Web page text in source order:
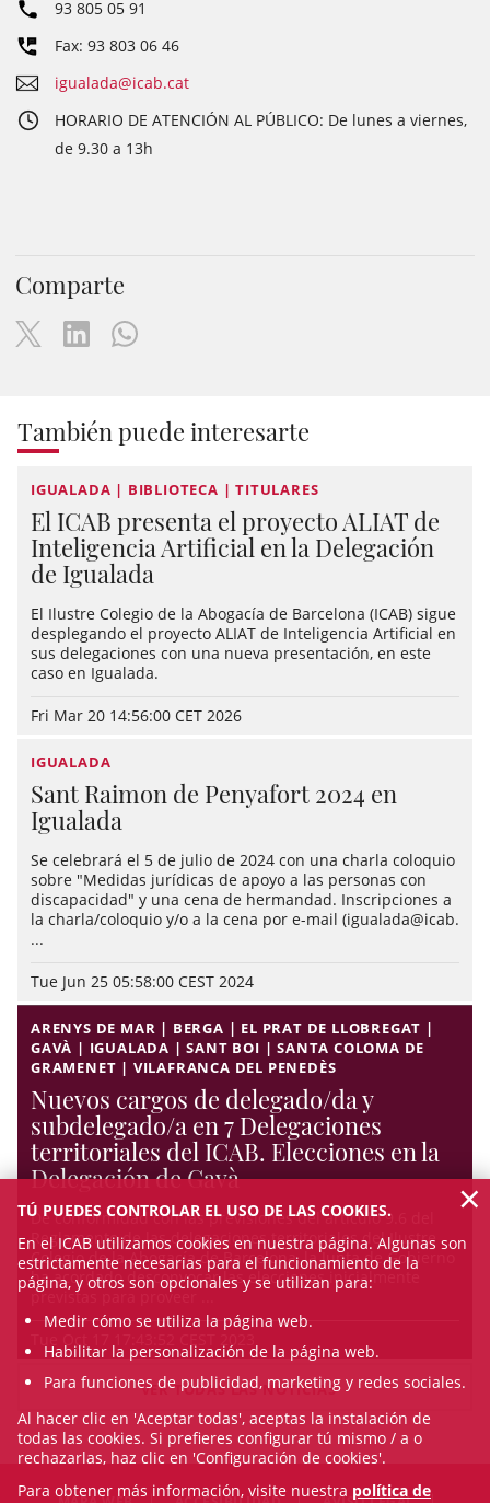
93 805 05 91
Fax: 93 803 06 46
igualada@icab.cat
HORARIO DE ATENCIÓN AL PÚBLICO: De lunes a viernes,
de 9.30 a 13h
Comparte
También puede interesarte
IGUALADA | BIBLIOTECA | TITULARES
El ICAB presenta el proyecto ALIAT de
Inteligencia Artificial en la Delegación
de Igualada
El Ilustre Colegio de la Abogacía de Barcelona (ICAB) sigue
desplegando el proyecto ALIAT de Inteligencia Artificial en
sus delegaciones con una nueva presentación, en este
caso en Igualada.
Fri Mar 20 14:56:00 CET 2026
IGUALADA
Sant Raimon de Penyafort 2024 en
Igualada
Se celebrará el 5 de julio de 2024 con una charla coloquio
sobre "Medidas jurídicas de apoyo a las personas con
discapacidad" y una cena de hermandad. Inscripciones a
la charla/coloquio y/o a la cena por e-mail (igualada@icab.
...
Tue Jun 25 05:58:00 CEST 2024
ARENYS DE MAR | BERGA | EL PRAT DE LLOBREGAT |
GAVÀ | IGUALADA | SANT BOI | SANTA COLOMA DE
GRAMENET | VILAFRANCA DEL PENEDÈS
Nuevos cargos de delegado/da y
subdelegado/a en 7 Delegaciones
territoriales del ICAB. Elecciones en la
Delegación de Gavà
De conformidad con las previsiones del artículo 9.6 del
Reglamento de las delegaciones territoriales del Ilustre
Colegio de la Abogacía de Barcelona, la Junta de Gobierno
ha acordado desconvocar las elecciones inicialmente
previstas para proveer ...
VER TODAS LAS NOTICIAS
TÚ PUEDES CONTROLAR EL USO DE LAS COOKIES.
En el ICAB utilizamos cookies en nuestra página. Algunas son
estrictamente necesarias para el funcionamiento de la
página, y otros son opcionales y se utilizan para:
Medir cómo se utiliza la página web.
Habilitar la personalización de la página web.
Para funciones de publicidad, marketing y redes sociales.
Al hacer clic en 'Aceptar todas', aceptas la instalación de
todas las cookies. Si prefieres configurar tú mismo / a o
rechazarlas, haz clic en 'Configuración de cookies'.
Para obtener más información, visite nuestra política de
×